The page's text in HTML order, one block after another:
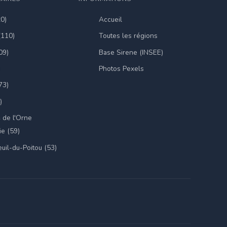
de l'Orne
(59)
du-Poitou (53)
Accueil
Toutes les régions
Base Sirene (INSEE)
Photos Pexels